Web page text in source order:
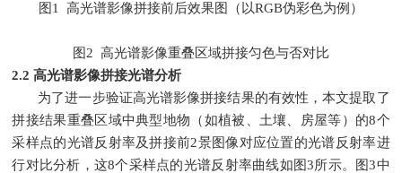
图1 高光谱影像拼接前后效果图（以RGB伪彩色为例）
图2 高光谱影像重叠区域拼接匀色与否对比
2.2 高光谱影像拼接光谱分析
为了进一步验证高光谱影像拼接结果的有效性，本文提取了
拼接结果重叠区域中典型地物（如植被、土壤、房屋等）的8个
采样点的光谱反射率及拼接前2景图像对应位置的光谱反射率进
行对比分析，这8个采样点的光谱反射率曲线如图3所示。图3中